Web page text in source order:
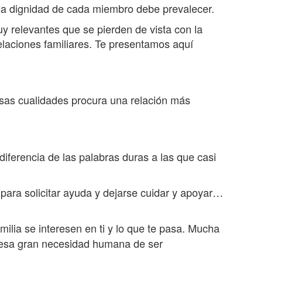
dignidad de cada miembro debe prevalecer.
relevantes que se pierden de vista con la
familiares. Te presentamos aquí
cualidades procura una relación más
de las palabras duras a las que casi
solicitar ayuda y dejarse cuidar y apoyar…
se interesen en ti y lo que te pasa. Mucha
gran necesidad humana de ser